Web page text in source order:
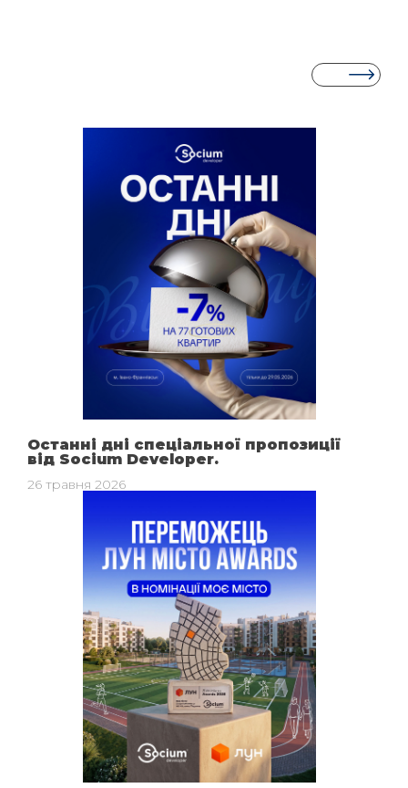
Останні дні спеціальної пропозиції
від Socium Developer.
26 травня 2026